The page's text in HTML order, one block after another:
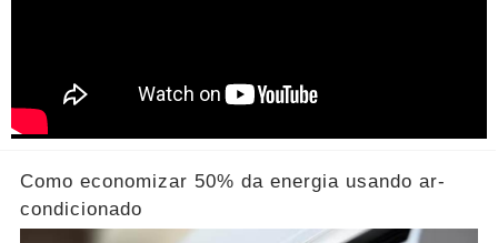
Como economizar 50% da energia usando ar-
condicionado